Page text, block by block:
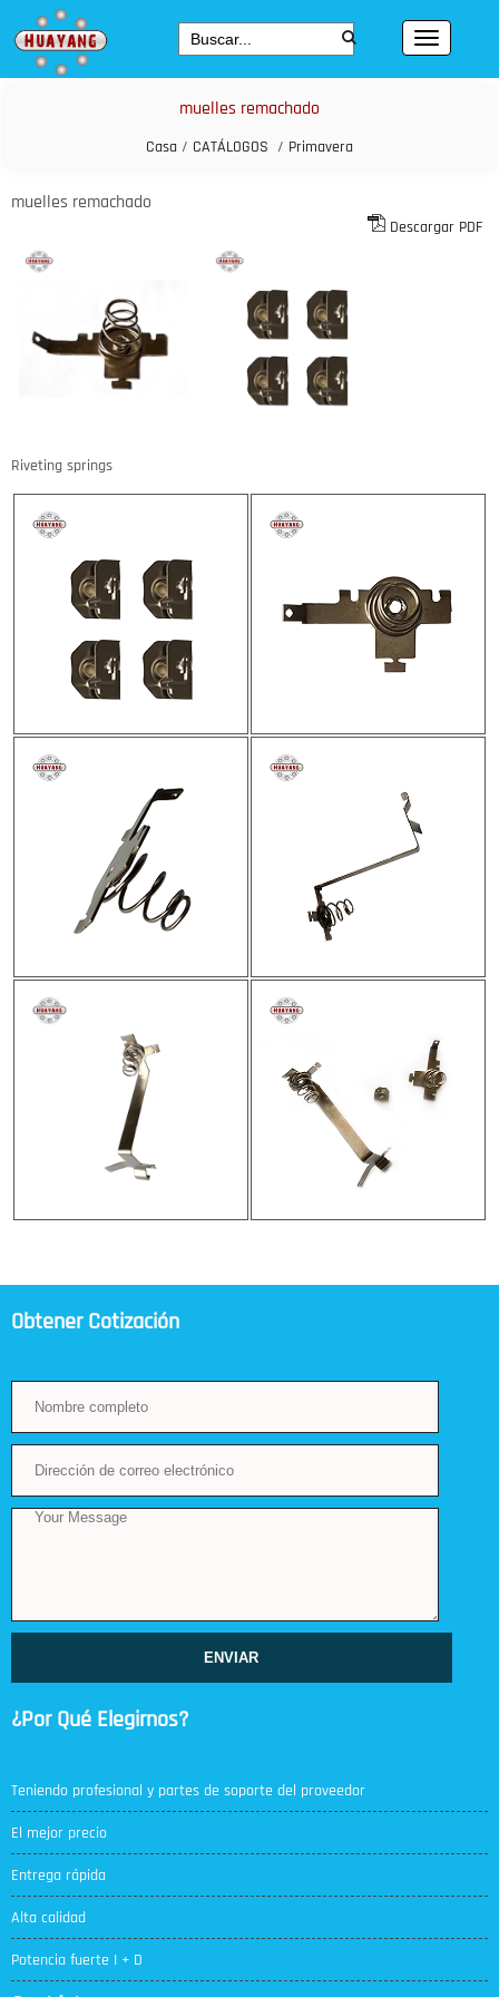
muelles remachado
Casa / CATÁLOGOS / Primavera
muelles remachado
Descargar PDF
Riveting springs
Obtener Cotización
ENVIAR
¿Por Qué Elegirnos?
Teniendo profesional y partes de soporte del proveedor
El mejor precio
Entrega rápida
Alta calidad
Potencia fuerte I + D